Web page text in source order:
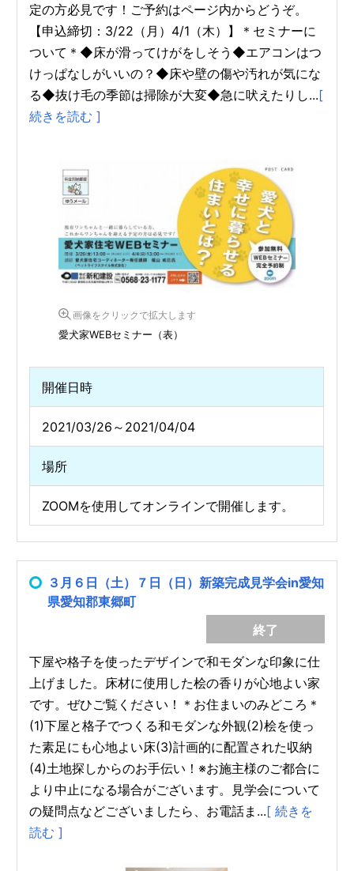
定の方必見です！ご予約はページ内からどうぞ。
【申込締切：3/22（月）4/1（木）】＊セミナーに
ついて＊◆床が滑ってけがをしそう◆エアコンはつ
けっぱなしがいいの？◆床や壁の傷や汚れが気にな
る◆抜け毛の季節は掃除が大変◆急に吠えたりし...[
続きを読む ]
画像をクリックで拡大します
愛犬家WEBセミナー（表）
開催日時
2021/03/26～2021/04/04
場所
ZOOMを使用してオンラインで開催します。
３月６日（土）７日（日）新築完成見学会in愛知
県愛知郡東郷町
終了
下屋や格子を使ったデザインで和モダンな印象に仕
上げました。床材に使用した桧の香りが心地よい家
です。ぜひご覧ください！＊お住まいのみどころ＊
(1)下屋と格子でつくる和モダンな外観(2)桧を使っ
た素足にも心地よい床(3)計画的に配置された収納
(4)土地探しからのお手伝い！※お施主様のご都合に
より中止になる場合がございます。見学会について
の疑問点などございましたら、お電話ま...[ 続きを
読む ]